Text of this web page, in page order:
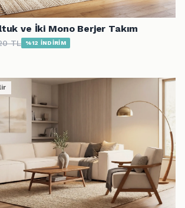
ve İki Mono Berjer Takım
TL %12 İNDİRİM